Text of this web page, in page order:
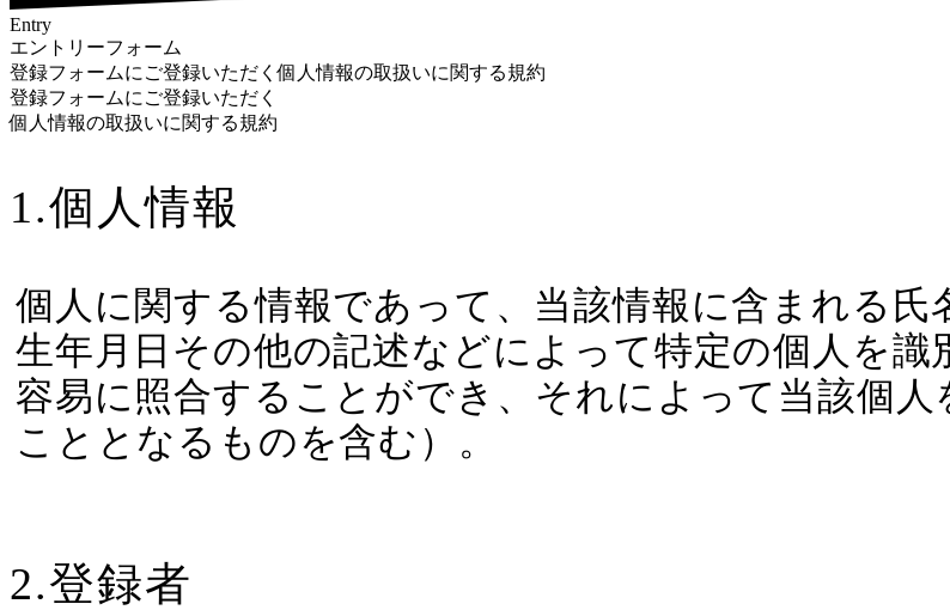
Entry
エントリーフォーム
登録フォームにご登録いただく個人情報の取扱いに関する規約
登録フォームにご登録いただく
個人情報の取扱いに関する規約
1.個人情報
個人に関する情報であって、当該情報に含まれる氏
生年月日その他の記述などによって特定の個人を識
容易に照合することができ、それによって当該個
こととなるものを含む）。
2.登録者